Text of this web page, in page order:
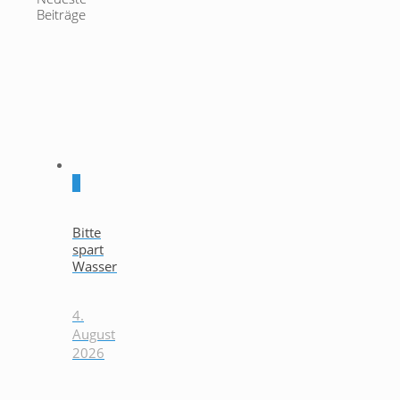
Beiträge
Bitte
spart
Wasser
4.
August
2026